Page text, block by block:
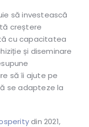
să investească
creștere
cu capacitatea
și diseminare
să îi ajute pe
se adapteze la
din 2021,